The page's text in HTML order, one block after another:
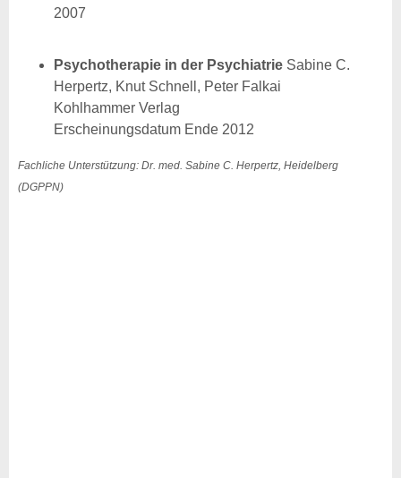
2007
Psychotherapie in der Psychiatrie Sabine C.
Herpertz, Knut Schnell, Peter Falkai
Kohlhammer Verlag
Erscheinungsdatum Ende 2012
Fachliche Unterstützung: Dr. med. Sabine C. Herpertz, Heidelberg
(DGPPN)